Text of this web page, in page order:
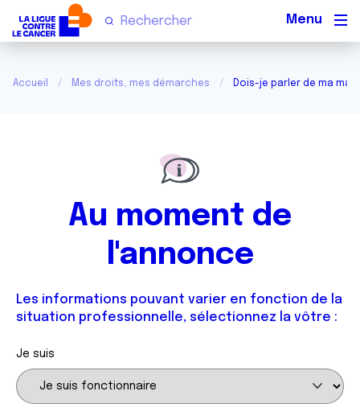
Accueil Mes droits, mes démarches Dois-je parler de ma
Au moment de
l'annonce
Les informations pouvant varier en fonction de la
situation professionnelle, sélectionnez la vôtre :
Je suis